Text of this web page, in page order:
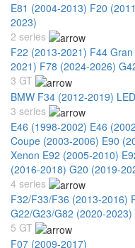
E81 (2004-2013) F20
2023)
2 series
F22 (2013-2021) F44
2021) F78 (2024-2026)
3 GT
BMW F34 (2012-2019) LED
3 series
E46 (1998-2002) E46
Coupe (2003-2006) E90
Xenon E92 (2005-2010)
(2016-2018) G20 (2019-
4 series
F32/F33/F36 (2013-2016)
G22/G23/G82 (2020-2023)
5 GT
F07 (2009-2017)